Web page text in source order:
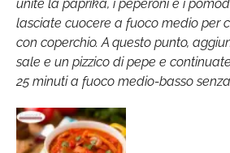
unite la paprika, i peperoni e i
lasciate cuocere a fuoco medio per
con coperchio. A questo punto,
sale e un pizzico di pepe e
25 minuti a fuoco medio-basso